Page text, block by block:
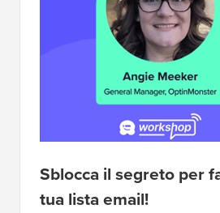
Sblocca il segreto per
tua lista email!